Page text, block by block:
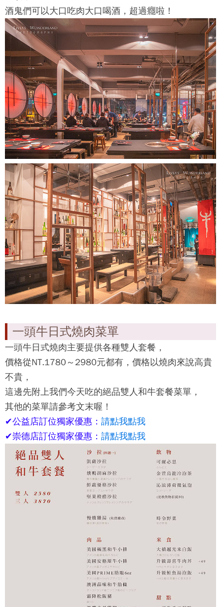
酒鬼們可以大口吃肉大口喝酒，超過癮啦！
一頭牛日式燒肉菜單
一頭牛日式燒肉主要提供各種雙人套餐，
價格從NT.1780～2980元都有，價格以燒肉來說高貴
不貴，
這邊先附上我們今天吃的絕品雙人和牛套餐菜單，
其他的菜單請參考文末喔！
✔公益店訂位獨家優惠： 請點我點我
✔崇德店訂位獨家優惠： 請點我點我